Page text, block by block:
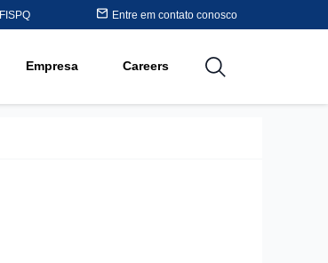
FISPQ Entre em contato conosco
Empresa Careers